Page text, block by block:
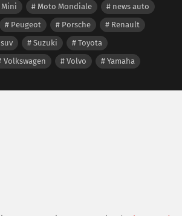
Mini Moto Mondiale
news auto
Peugeot Porsche
Renault
suv Suzuki
Toyota
Volkswagen Volvo Yamaha